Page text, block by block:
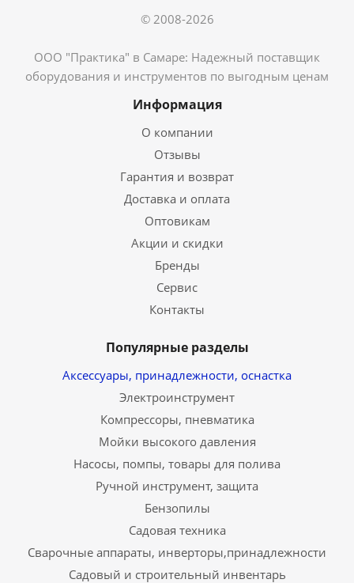
© 2008-2026
ООО "Практика" в Самаре: Надежный поставщик
оборудования и инструментов по выгодным ценам
Информация
О компании
Отзывы
Гарантия и возврат
Доставка и оплата
Оптовикам
Акции и скидки
Бренды
Сервис
Контакты
Популярные разделы
Аксессуары, принадлежности, оснастка
Электроинструмент
Компрессоры, пневматика
Мойки высокого давления
Насосы, помпы, товары для полива
Ручной инструмент, защита
Бензопилы
Садовая техника
Сварочные аппараты, инверторы,принадлежности
Садовый и строительный инвентарь